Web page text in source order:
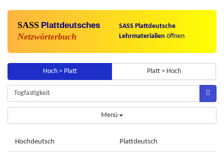
SASS Plattdeutsches
Netzwörterbuch
SASS Plattdeutsche
Lehrmaterialien öffnen
Hoch > Platt Platt > Hoch
Menü
Hochdeutsch Plattdeutsch